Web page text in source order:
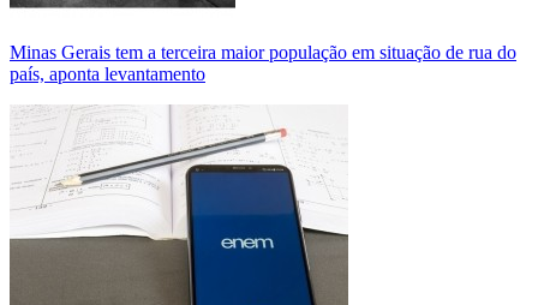
Minas Gerais tem a terceira maior população em situação de rua do
país, aponta levantamento